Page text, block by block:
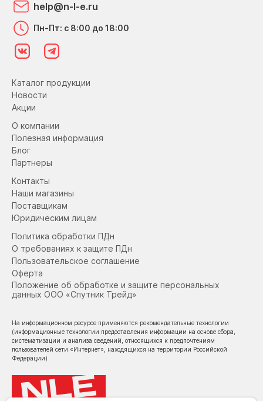
Каталог продукции
Новости
Акции
О компании
Полезная информация
Блог
Партнеры
Контакты
Наши магазины
Поставщикам
Юридическим лицам
Политика обработки ПДн
О требованиях к защите ПДн
Пользовательское соглашение
Оферта
Положение об обработке и защите персональных
данных ООО «Спутник Трейд»
help@n-l-e.ru
Пн-Пт: с 8:00 до 18:00
На информационном ресурсе применяются рекомендательные технологии
(информационные технологии предоставления информации на основе сбора,
систематизации и анализа сведений, относящихся к предпочтениям
пользователей сети «Интернет», находящихся на территории Российской
Федерации)